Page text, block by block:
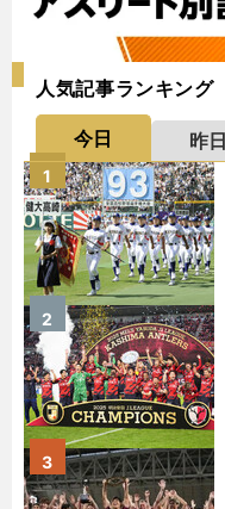
人気記事ランキング
今日 昨日
1
2
3